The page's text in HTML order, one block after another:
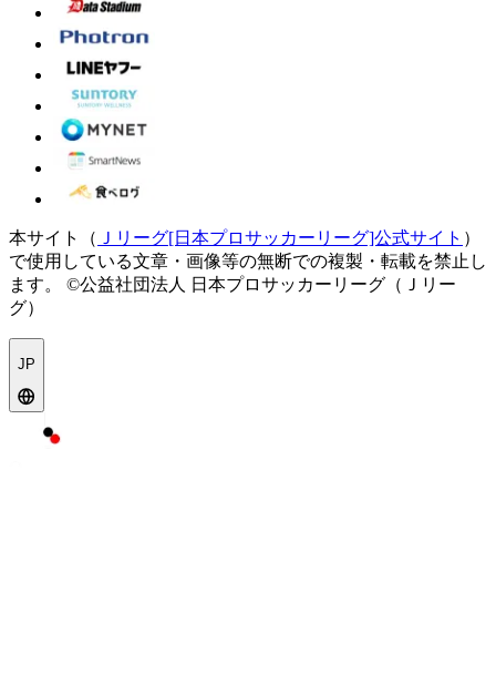
本サイト（ Ｊリーグ[日本プロサッカーリーグ]公式サイト ）
で使用している文章・画像等の無断での複製・転載を禁止し
ます。
©公益社団法人 日本プロサッカーリーグ（Ｊリー
グ）
JP